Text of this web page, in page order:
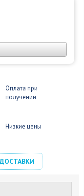
Оплата при
получении
Низкие цены